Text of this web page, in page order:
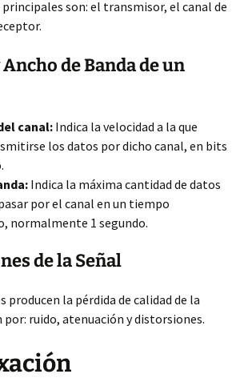
son: el transmisor, el canal de
de Banda de un
canal:Indica la velocidad a la que
los datos por dicho canal, en bits
Indica la máxima cantidad de datos
por el canal en un tiempo
normalmente 1 segundo.
de la Señal
producen la pérdida de calidad de la
por: ruido, atenuación y distorsiones.